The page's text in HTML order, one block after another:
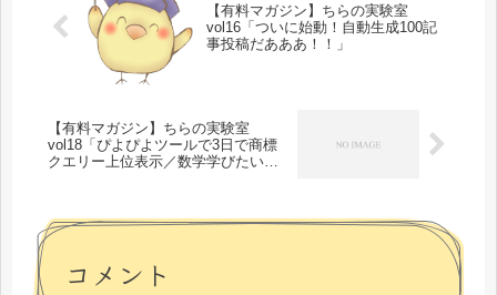
【有料マガジン】ちらの実験室
vol16「ついに始動！自動生成100記
事投稿だあああ！！」
【有料マガジン】ちらの実験室
vol18「ぴよぴよツールで3日で商標
クエリー上位表示／数学学びたいな
コメント